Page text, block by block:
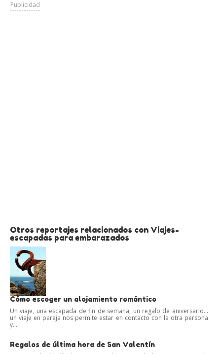
Publicidad
Otros reportajes relacionados con Viajes-
escapadas para embarazados
Cómo escoger un alojamiento romántico
Un viaje, una escapada de fin de semana, un regalo de aniversario…
un viaje en pareja nos permite estar en contacto con la otra persona
y...
Regalos de última hora de San Valentín